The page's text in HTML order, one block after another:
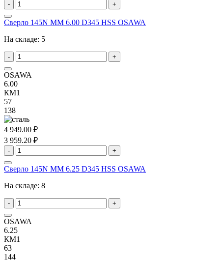
- +
Сверло 145N MM 6.00 D345 HSS OSAWA
На складе: 5
- +
OSAWA
6.00
КМ1
57
138
4 949.00 ₽
3 959.20 ₽
- +
Сверло 145N MM 6.25 D345 HSS OSAWA
На складе: 8
- +
OSAWA
6.25
КМ1
63
144